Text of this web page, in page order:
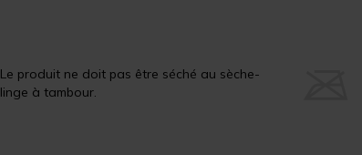
Le produit ne doit pas être séché au sèche-
linge à tambour.